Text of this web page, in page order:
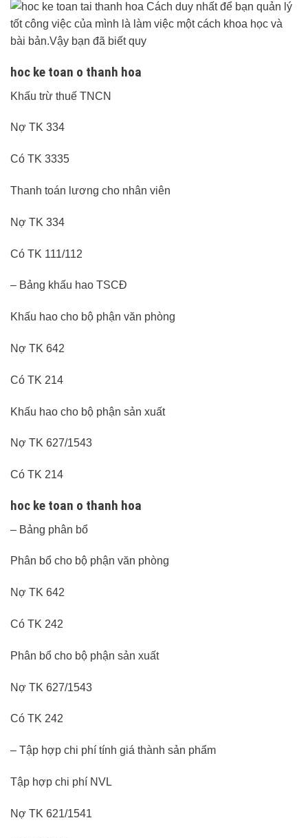
hoc ke toan o thanh hoa
Khấu trừ thuế TNCN
Nợ TK 334
Có TK 3335
Thanh toán lương cho nhân viên
Nợ TK 334
Có TK 111/112
– Bảng khấu hao TSCĐ
Khấu hao cho bộ phận văn phòng
Nợ TK 642
Có TK 214
Khấu hao cho bộ phận sản xuất
Nợ TK 627/1543
Có TK 214
hoc ke toan o thanh hoa
– Bảng phân bổ
Phân bổ cho bộ phận văn phòng
Nợ TK 642
Có TK 242
Phân bổ cho bộ phận sản xuất
Nợ TK 627/1543
Có TK 242
– Tập hợp chi phí tính giá thành sản phẩm
Tập hợp chi phí NVL
Nợ TK 621/1541